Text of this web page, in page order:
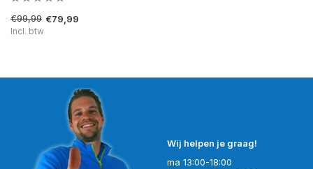
€99,99 €79,99
Incl. btw
Wij helpen je graag!
ma 13:00-18:00